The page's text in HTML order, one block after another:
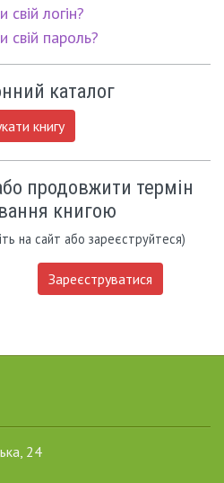
свій логін?
свій пароль?
каталог
книгу
продовжити термін
книгою
на сайт або зареєструйтеся)
Зареєструватися
24